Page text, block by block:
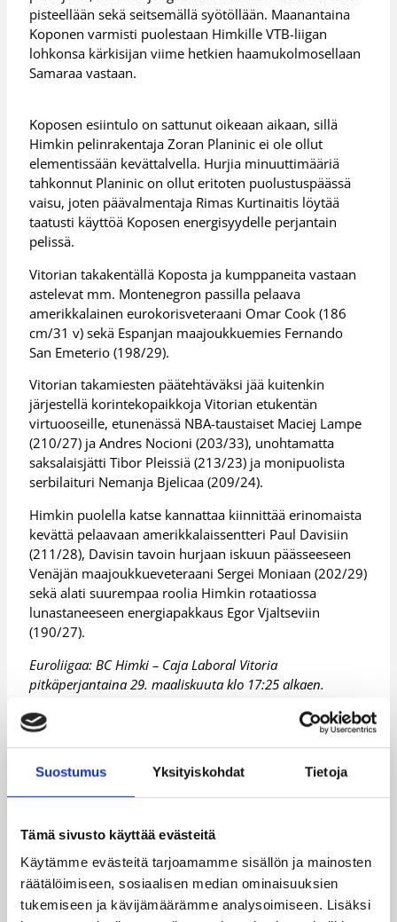
Suostumus Yksityiskohdat Tietoja
Tämä sivusto käyttää evästeitä
Käytämme evästeitä tarjoamamme sisällön ja mainosten
räätälöimiseen, sosiaalisen median ominaisuuksien
tukemiseen ja kävijämäärämme analysoimiseen. Lisäksi
pisteellään sekä seitsemällä syötöllään. Maanantaina
Koponen varmisti puolestaan Himkille VTB-liigan
lohkonsa kärkisijan viime hetkien haamukolmosellaan
Samaraa vastaan.
Koposen esiintulo on sattunut oikeaan aikaan, sillä
Himkin pelinrakentaja Zoran Planinic ei ole ollut
elementissään kevättalvella. Hurjia minuuttimääriä
tahkonnut Planinic on ollut eritoten puolustuspäässä
vaisu, joten päävalmentaja Rimas Kurtinaitis löytää
taatusti käyttöä Koposen energisyydelle perjantain
pelissä.
Vitorian takakentällä Koposta ja kumppaneita vastaan
astelevat mm. Montenegron passilla pelaava
amerikkalainen eurokorisveteraani Omar Cook (186
cm/31 v) sekä Espanjan maajoukkuemies Fernando
San Emeterio (198/29).
Vitorian takamiesten päätehtäväksi jää kuitenkin
järjestellä korintekopaikkoja Vitorian etukentän
virtuooseille, etunenässä NBA-taustaiset Maciej Lampe
(210/27) ja Andres Nocioni (203/33), unohtamatta
saksalaisjätti Tibor Pleissiä (213/23) ja monipuolista
serbilaituri Nemanja Bjelicaa (209/24).
Himkin puolella katse kannattaa kiinnittää erinomaista
kevättä pelaavaan amerikkalaissentteri Paul Davisiin
(211/28), Davisin tavoin hurjaan iskuun päässeeseen
Venäjän maajoukkueveteraani Sergei Moniaan (202/29)
sekä alati suurempaa roolia Himkin rotaatiossa
lunastaneeseen energiapakkaus Egor Vjaltseviin
(190/27).
Euroliigaa: BC Himki – Caja Laboral Vitoria
pitkäperjantaina 29. maaliskuuta klo 17:25 alkaen.
Lisätietoja:
Päivitetty28.03.2013
Henkilöt
Ei Ole Petteri Koponen